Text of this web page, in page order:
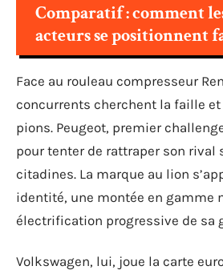
Comparatif : comment
acteurs se positionnent
Face au rouleau compresseur
concurrents cherchent la faille
pions. Peugeot, premier
pour tenter de rattraper son rival
citadines. La marque au lion
identité, une montée en gamme
électrification progressive de sa
Volkswagen, lui, joue la carte